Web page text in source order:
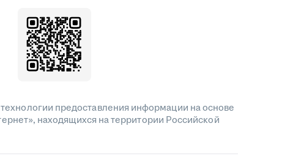
предоставления информации на основе
находящихся на территории Российской